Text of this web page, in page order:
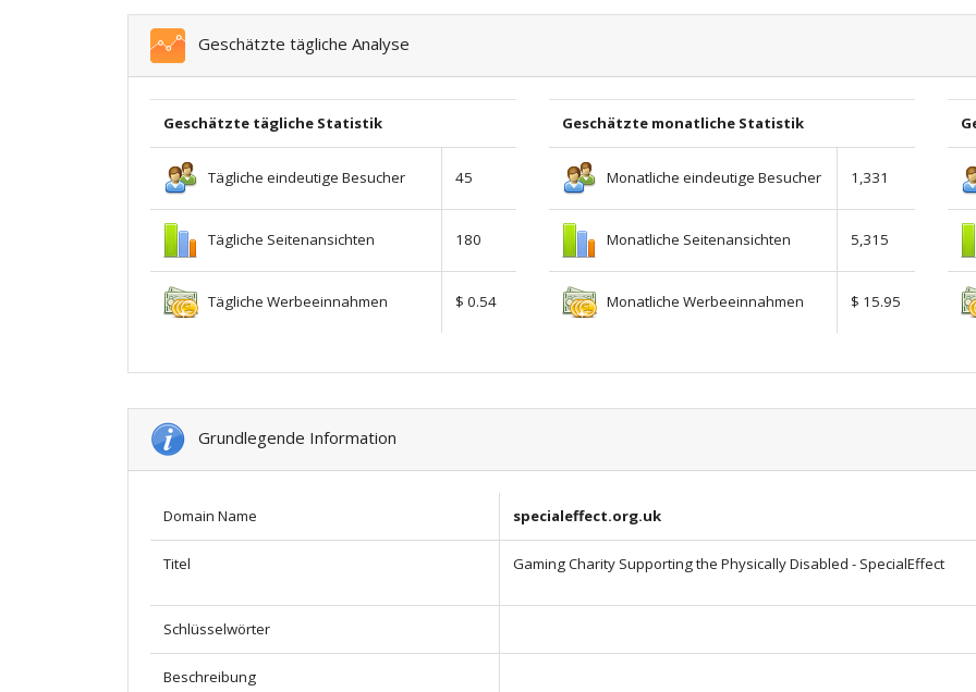
Geschätzte tägliche Analyse
Geschätzte tägliche Statistik
Tägliche eindeutige Besucher 45
Tägliche Seitenansichten 180
Tägliche Werbeeinnahmen $ 0.54
Geschätzte monatliche Statistik
Monatliche eindeutige Besucher 1,331
Monatliche Seitenansichten 5,315
Monatliche Werbeeinnahmen $ 15.95
Grundlegende Information
Domain Name specialeffect.org.uk
Titel Gaming Charity Supporting the Physically Disabled - SpecialEffect
Schlüsselwörter
Beschreibung